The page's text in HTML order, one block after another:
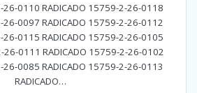
26-0110 RADICADO 15759-2-26-0118
26-0097 RADICADO 15759-2-26-0112
26-0115 RADICADO 15759-2-26-0105
26-0111 RADICADO 15759-2-26-0102
26-0085 RADICADO 15759-2-26-0113
RADICADO…